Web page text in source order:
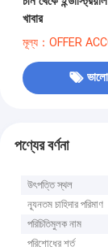
খাবার
মূল্য：OFFER
পণ্যের বর্ণনা
উৎপত্তি স্থল
ন্যূনতম চাহিদার পরিমাণ
পরিচিতিমুলক নাম
পরিশোধের শর্ত